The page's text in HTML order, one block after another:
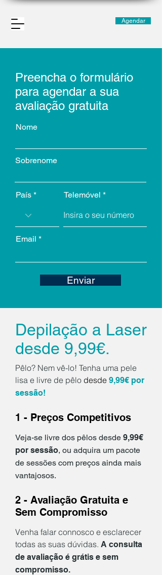
Agendar
Preencha o formulário
para agendar a sua
avaliação gratuita
Nome
Sobrenome
País Telemóvel
Email
Enviar
Depilação a Laser
desde 9,99€.
Pêlo? Nem vê-lo! Tenha uma pele
lisa e livre de pêlo desde 9,99€ por
sessão!
1 - Preços Competitivos
Veja-se livre dos pêlos desde 9,99€
por sessão, ou adquira um pacote
de sessões com preços ainda mais
vantajosos.
2 - Avaliação Gratuita e
Sem Compromisso
Venha falar connosco e esclarecer
todas as suas dúvidas. A consulta
de avaliação é grátis e sem
compromisso.